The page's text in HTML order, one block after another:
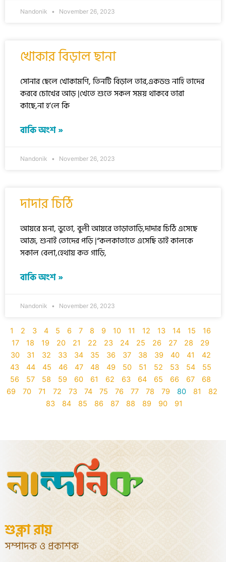
Nandonik November 26, 2023
খোকার বিড়াল ছানা
সোনার ছেলে খোকামণি, তিনটি বিড়াল তার,একডণ্ড নাহি তাদের
করবে চোখের আড় |খেতে শুতে সকল সময় থাকবে তারা
কাছে,না হ’লে কি
বাকি অংশ »
Nandonik November 26, 2023
দাদার চিঠি
আয়রে মনা, ভুতো, বুলী আয়রে তাড়াতাড়ি,দাদার চিঠি এসেছে
আজ, শুনাই তোদের পড়ি |“কলকাতাতে এসেছি ভাই কালকে
সকাল বেলা,হেথায় কত গাড়ি,
বাকি অংশ »
Nandonik November 26, 2023
1 2 3 4 5 6 7 8 9 10 11 12 13 14 15
16
17
18 19 20 21 22 23 24 25 26 27 28
29
30
31 32 33 34 35 36 37 38 39 40 41
42
43
44 45 46 47 48 49 50 51 52 53 54
55
56
57 58 59 60 61 62 63 64 65 66 67
68
69
70 71 72 73 74 75 76 77 78 79 80 81
82
83
84 85 86 87 88 89 90 91
শুক্লা রায়
সম্পাদক ও প্রকাশক